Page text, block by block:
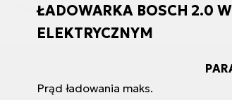
ŁADOWARKA BOSCH 2.0
ELEKTRYCZNYM
Prąd ładowania maks.